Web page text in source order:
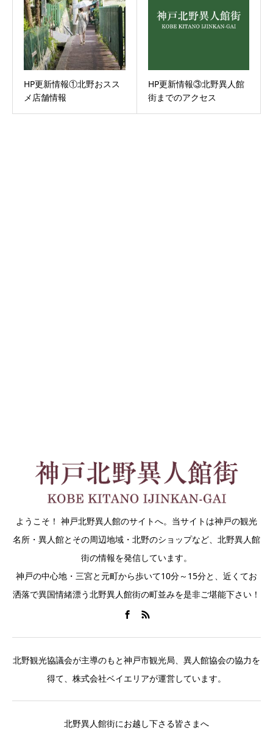
HP更新情報①北野おスス
メ店舗情報
HP更新情報③北野異人館
街までのアクセス
ようこそ！ 神戸北野異人館のサイトへ。当サイトは神戸の観光
名所・異人館とその周辺地域・北野のショップなど、北野異人館
街の情報を発信しています。
神戸の中心地・三宮と元町から歩いて10分～15分と、近くてお
洒落で異国情緒漂う北野異人館街の町並みを是非ご堪能下さい！
北野観光協議会が主導のもと神戸市観光局、異人館協会の協力を
得て、株式会社ベイエリアが運営しています。
北野異人館街にお越し下さる皆さまへ